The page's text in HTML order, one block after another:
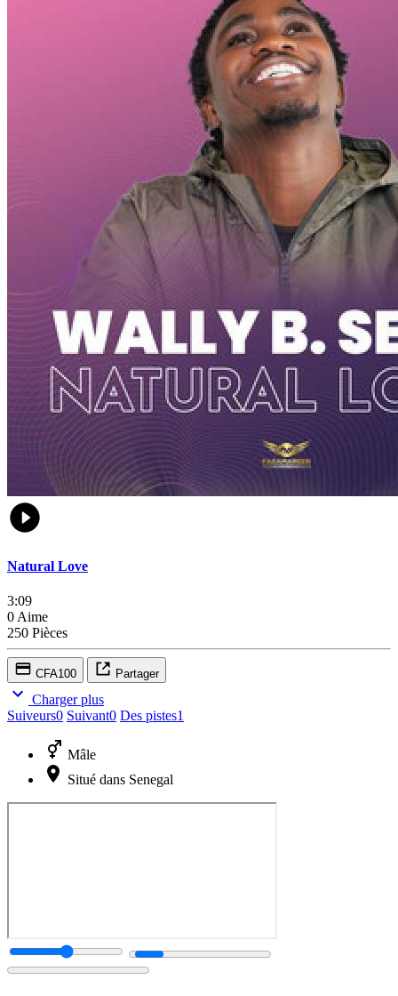
Natural Love
3:09
0 Aime
250 Pièces
CFA100 Partager
Charger plus
Suiveurs0 Suivant0 Des pistes1
Mâle
Situé dans Senegal